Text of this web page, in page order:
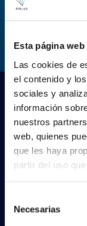
Esta página
Las cookies de
el contenido y
sociales y
información
nuestros
web, quienes
que les haya
partir del uso
Necesarias
PRILUX